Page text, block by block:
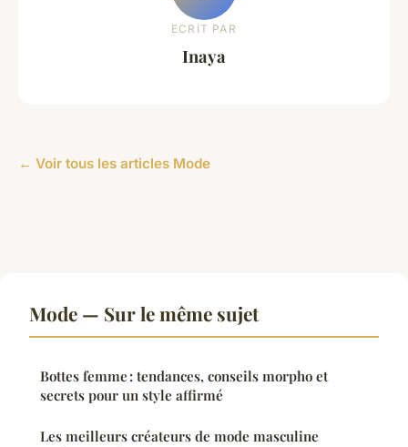
ECRIT PAR
Inaya
← Voir tous les articles Mode
Mode — Sur le même sujet
Bottes femme : tendances, conseils morpho et
secrets pour un style affirmé
Les meilleurs créateurs de mode masculine